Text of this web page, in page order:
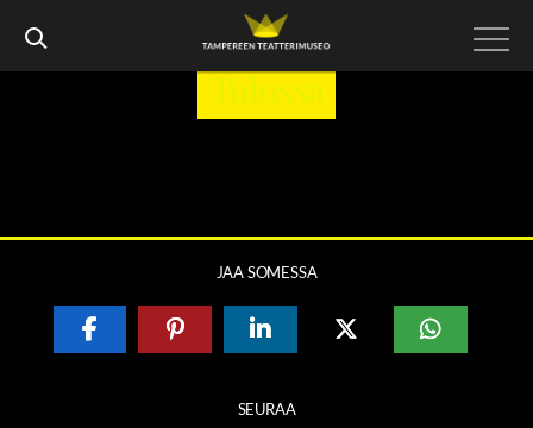
Tulossa
JAA SOMESSA
SEURAA